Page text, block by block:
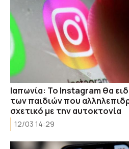
Ιαπωνία: Το Instagram θα
των παιδιών που
σχετικό με την αυτοκτονία
12/03 14:29